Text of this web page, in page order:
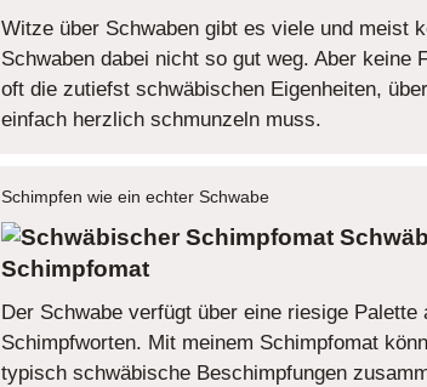
Witze über Schwaben gibt es viele und meist
Schwaben dabei nicht so gut weg. Aber keine
oft die zutiefst schwäbischen Eigenheiten,
einfach herzlich schmunzeln muss.
Schimpfen wie ein echter Schwabe
Schimpfomat
Der Schwabe verfügt über eine riesige Palette
Schimpfworten. Mit meinem Schimpfomat
typisch schwäbische Beschimpfungen